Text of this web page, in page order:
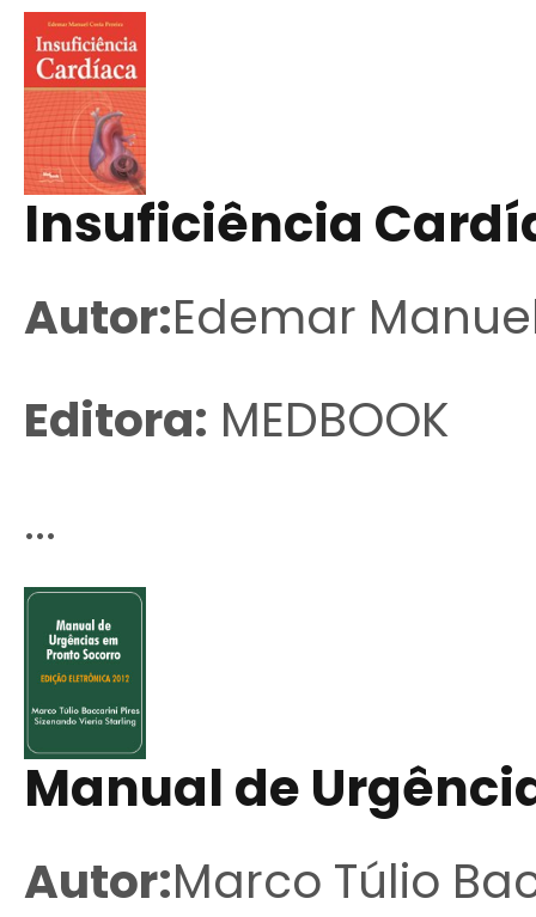
Insuficiência
Autor:Edemar
Editora: MEDBOOK
...
Manual de
Autor:Marco Túlio